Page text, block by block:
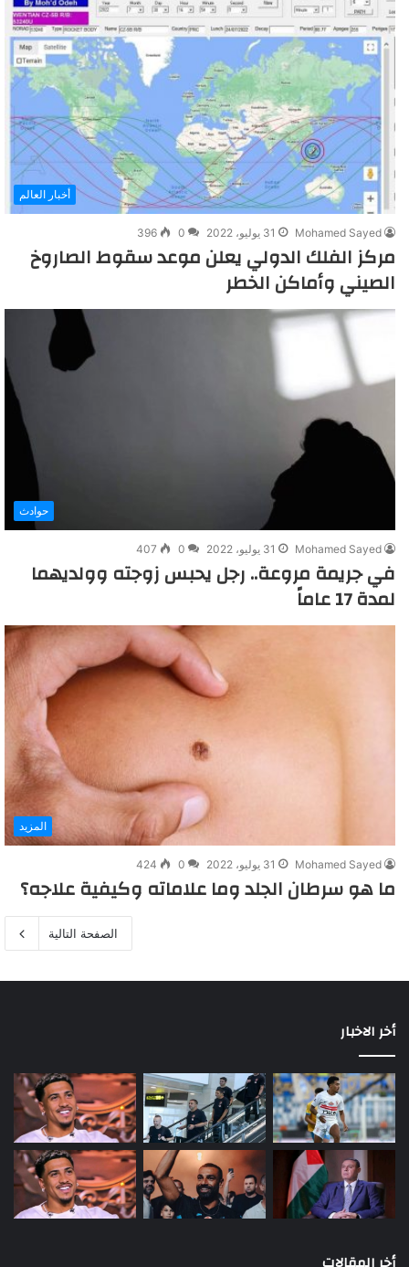
أخبار العالم
Mohamed Sayed 31 يوليو، 2022 0
396
مركز الفلك الدولي يعلن موعد سقوط الصاروخ
الصيني وأماكن الخطر
حوادث
Mohamed Sayed 31 يوليو، 2022 0
407
في جريمة مروعة.. رجل يحبس زوجته وولديهما
لمدة 17 عاماً
المزيد
Mohamed Sayed 31 يوليو، 2022 0
424
ما هو سرطان الجلد وما علاماته وكيفية علاجه؟
الصفحة التالية
أخر الاخبار